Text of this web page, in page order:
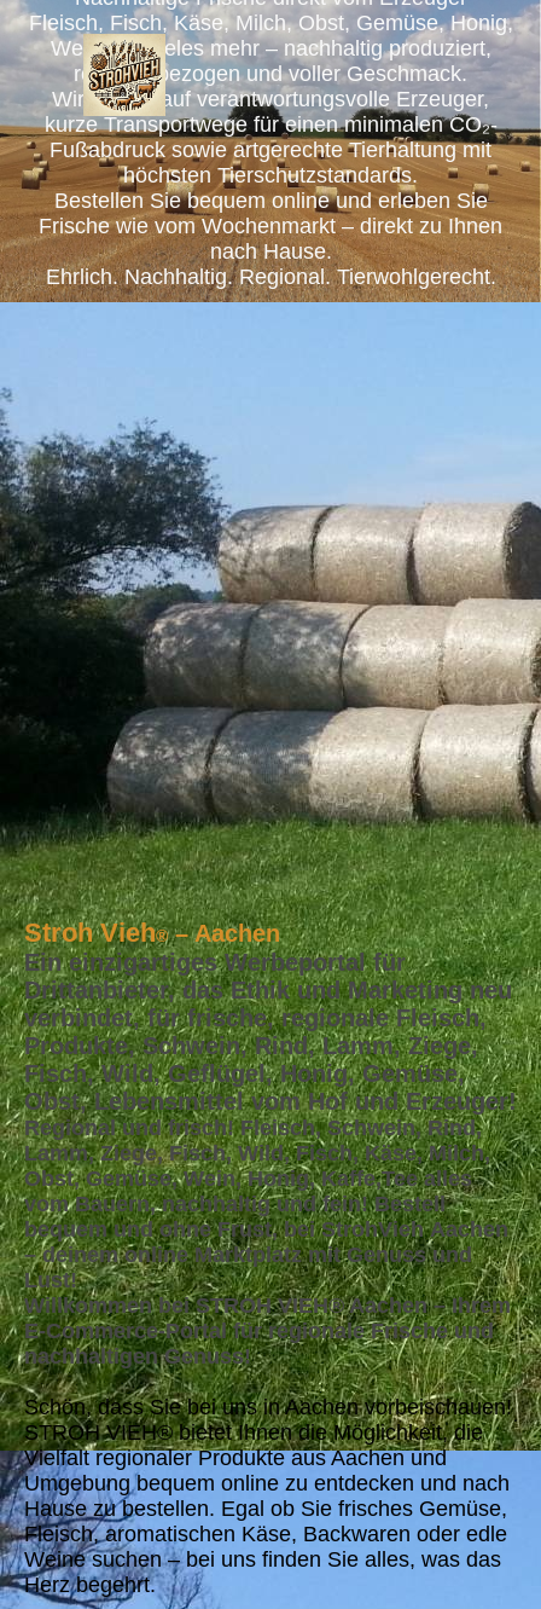
Fleisch, Fisch, Käse, Milch, Obst, Gemüse, Honig,
Wein und vieles mehr – nachhaltig produziert,
regional bezogen und voller Geschmack.
Wir setzen auf verantwortungsvolle Erzeuger,
kurze Transportwege für einen minimalen CO₂-
Fußabdruck sowie artgerechte Tierhaltung mit
höchsten Tierschutzstandards.
Bestellen Sie bequem online und erleben Sie
Frische wie vom Wochenmarkt – direkt zu Ihnen
nach Hause.
Ehrlich. Nachhaltig. Regional. Tierwohlgerecht.
Stroh Vieh®– Aachen
Ein einzigartiges Werbeportal für
Drittanbieter, das Ethik und Marketing neu
verbindet, für frische, regionale Fleisch,
Produkte, Schwein, Rind, Lamm, Ziege,
Fisch, Wild, Geflügel, Honig, Gemüse,
Obst, Lebensmittel vom Hof und Erzeuger!
Regional und frisch! Fleisch, Schwein, Rind,
Lamm, Ziege, Fisch, Wild, Fisch, Käse, Milch,
Obst, Gemüse, Wein, Honig, Kaffe,Tee alles
vom Bauern, nachhaltig und fein! Bestell
bequem und ohne Frust, bei StrohVieh Aachen
– deinem online Marktplatz mit Genuss und
Lust!
Willkommen bei STROH VIEH® Aachen – Ihrem
E-Commerce-Portal für regionale Frische und
nachhaltigen Genuss!
Schön, dass Sie bei uns in Aachen vorbeischauen!
STROH VIEH® bietet Ihnen die Möglichkeit, die
Vielfalt regionaler Produkte aus Aachen und
Umgebung bequem online zu entdecken und nach
Hause zu bestellen. Egal ob Sie frisches Gemüse,
Fleisch, aromatischen Käse, Backwaren oder edle
Weine suchen – bei uns finden Sie alles, was das
Herz begehrt.